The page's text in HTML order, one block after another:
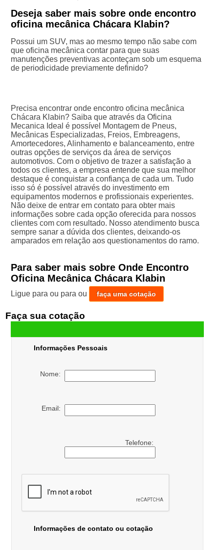
Deseja saber mais sobre onde encontro
oficina mecânica Chácara Klabin?
Possui um SUV, mas ao mesmo tempo não sabe com
que oficina mecânica contar para que suas
manutenções preventivas aconteçam sob um esquema
de periodicidade previamente definido?
Precisa encontrar onde encontro oficina mecânica
Chácara Klabin? Saiba que através da Oficina
Mecanica Ideal é possível Montagem de Pneus,
Mecânicas Especializadas, Freios, Embreagens,
Amortecedores, Alinhamento e balanceamento, entre
outras opções de serviços da área de serviços
automotivos. Com o objetivo de trazer a satisfação a
todos os clientes, a empresa entende que sua melhor
destaque é conquistar a confiança de cada um. Tudo
isso só é possível através do investimento em
equipamentos modernos e profissionais experientes.
Não deixe de entrar em contato para obter mais
informações sobre cada opção oferecida para nossos
clientes com com resultado. Nosso atendimento busca
sempre sanar a dúvida dos clientes, deixando-os
amparados em relação aos questionamentos do ramo.
Para saber mais sobre Onde Encontro
Oficina Mecânica Chácara Klabin
Ligue para ou para ou faça uma cotação
Faça sua cotação
Informações Pessoais
Nome:
Email:
Telefone:
Informações de contato ou cotação